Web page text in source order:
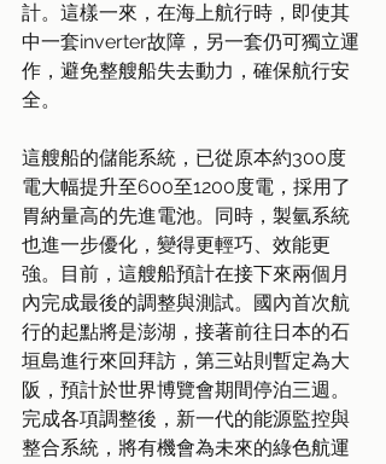
計。這樣一來，在海上航行時，即使其
中一套inverter故障，另一套仍可獨立運
作，避免整艘船失去動力，確保航行安
全。
這艘船的儲能系統，已從原本約300度
電大幅提升至600至1200度電，採用了
胃納量高的先進電池。同時，製氫系統
也進一步優化，變得更輕巧、效能更
強。目前，這艘船預計在接下來兩個月
內完成最後的調整與測試。國內首次航
行的起點將是澎湖，接著前往日本的石
垣島進行來回拜訪，第三站則暫定為大
阪，預計於世界博覽會期間停泊三週。
完成各項調整後，新一代的能源監控與
整合系統，將有機會為未來的綠色航運